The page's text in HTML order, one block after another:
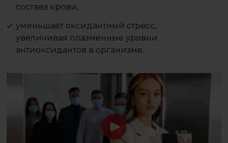
состава крови,
уменьшает оксидантный стресс,
увеличивая плазменные уровни
антиоксидантов в организме.